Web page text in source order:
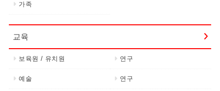
가족
교육
보육원 / 유치원 연구
예술 연구